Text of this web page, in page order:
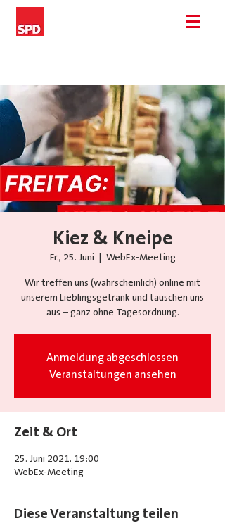
Kiez & Kneipe
Fr., 25. Juni WebEx-Meeting
Wir treffen uns (wahrscheinlich) online mit
unserem Lieblingsgetränk und tauschen uns
aus – ganz ohne Tagesordnung.
Anmeldung abgeschlossen
Veranstaltungen ansehen
Zeit & Ort
25. Juni 2021, 19:00
WebEx-Meeting
Diese Veranstaltung teilen